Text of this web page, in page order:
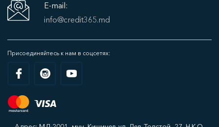
E-mail:
info@credit365.md
Присоединяйтесь к нам в соцсетях: